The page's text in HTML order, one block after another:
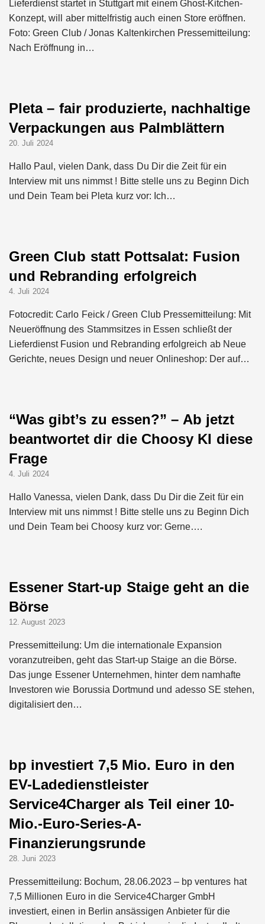
Lieferdienst startet in Stuttgart mit einem Ghost-Kitchen-
Konzept, will aber mittelfristig auch einen Store eröffnen.
Foto: Green Club / Jonas Kaltenkirchen Pressemitteilung:
Nach Eröffnung in…
Pleta – fair produzierte, nachhaltige
Verpackungen aus Palmblättern
20. Juli 2024
Hallo Paul, vielen Dank, dass Du Dir die Zeit für ein
Interview mit uns nimmst ! Bitte stelle uns zu Beginn Dich
und Dein Team bei Pleta kurz vor: Ich…
Green Club statt Pottsalat: Fusion
und Rebranding erfolgreich
4. Juli 2024
Fotocredit: Carlo Feick / Green Club Pressemitteilung: Mit
Neueröffnung des Stammsitzes in Essen schließt der
Lieferdienst Fusion und Rebranding erfolgreich ab Neue
Gerichte, neues Design und neuer Onlineshop: Der auf…
“Was gibt’s zu essen?” – Ab jetzt
beantwortet dir die Choosy KI diese
Frage
4. Juli 2024
Hallo Vanessa, vielen Dank, dass Du Dir die Zeit für ein
Interview mit uns nimmst ! Bitte stelle uns zu Beginn Dich
und Dein Team bei Choosy kurz vor: Gerne….
Essener Start-up Staige geht an die
Börse
12. August 2023
Pressemitteilung: Um die internationale Expansion
voranzutreiben, geht das Start-up Staige an die Börse.
Das junge Essener Unternehmen, hinter dem namhafte
Investoren wie Borussia Dortmund und adesso SE stehen,
digitalisiert den…
bp investiert 7,5 Mio. Euro in den
EV-Ladedienstleister
Service4Charger als Teil einer 10-
Mio.-Euro-Series-A-
Finanzierungsrunde
28. Juni 2023
Pressemitteilung: Bochum, 28.06.2023 – bp ventures hat
7,5 Millionen Euro in die Service4Charger GmbH
investiert, einen in Berlin ansässigen Anbieter für die